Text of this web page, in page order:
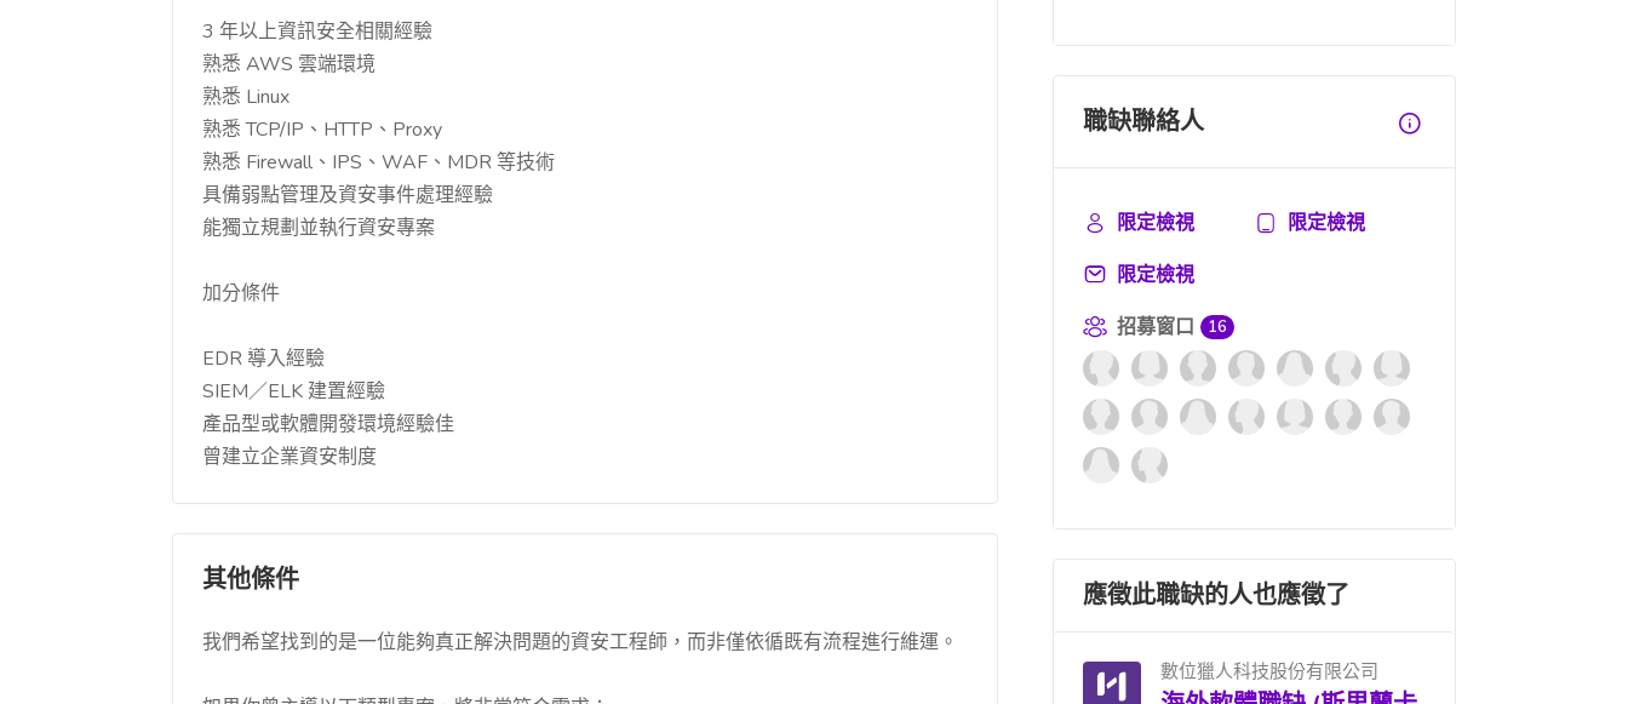
3 年以上資訊安全相關經驗
熟悉 AWS 雲端環境
熟悉 Linux
熟悉 TCP/IP、HTTP、Proxy
熟悉 Firewall、IPS、WAF、MDR 等技術
具備弱點管理及資安事件處理經驗
能獨立規劃並執行資安專案
加分條件
EDR 導入經驗
SIEM／ELK 建置經驗
產品型或軟體開發環境經驗佳
曾建立企業資安制度
其他條件
我們希望找到的是一位能夠真正解決問題的資安工程師，而非僅依循既有流程進行維運。
職缺聯絡人
限定檢視
限定檢視
限定檢視
招募窗口
16
應徵此職缺的人也應徵了
數位獵人科技股份有限公司